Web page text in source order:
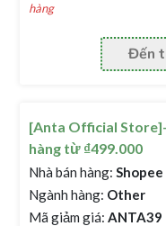
hàng
Đến
[Anta Official
hàng từ ₫499.000
Nhà bán hàng: Shopee
Ngành hàng: Other
Mã giảm giá: ANTA39